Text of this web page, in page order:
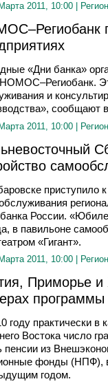
2011, 10:00 |
«Дни банка»
и
сообщают
2011, 10:00 |
приступило
России.
в павильоне
«Гигант».
2011, 10:00 |
Приморье и
году практически
Востока число
пенсии из
фонды (НПФ),
годом.